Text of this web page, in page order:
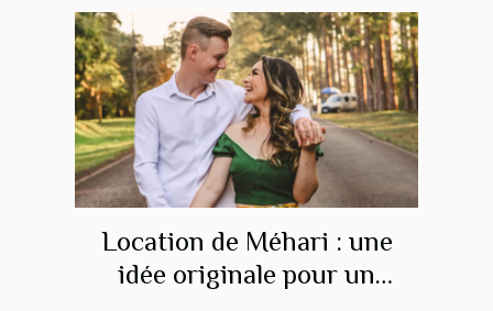
Location de Méhari : une
idée originale pour un